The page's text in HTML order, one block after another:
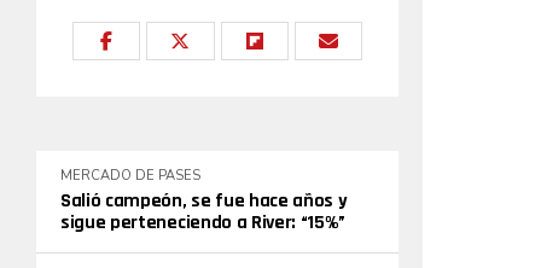
MERCADO DE PASES
Salió campeón, se fue hace años y
sigue perteneciendo a River: “15%”